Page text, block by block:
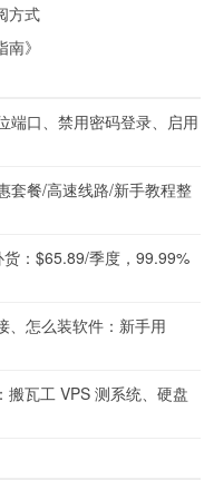
方式
》
端口、禁用密码登录、启用
套餐/高速线路/新手教程整
：$65.89/季度，99.99%
、怎么装软件：新手用
瓦工 VPS 测系统、硬盘